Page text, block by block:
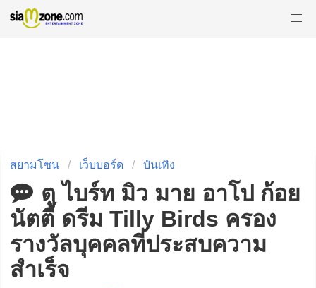
สยามโซน เว็บบอร์ด บันเทิง
ตู ไบร์ท มิว มาย อาโป ก้อย
นัตตี้ ดรีม Tilly Birds ครอง
รางวัลบุคคลที่ประสบความ
สำเร็จ